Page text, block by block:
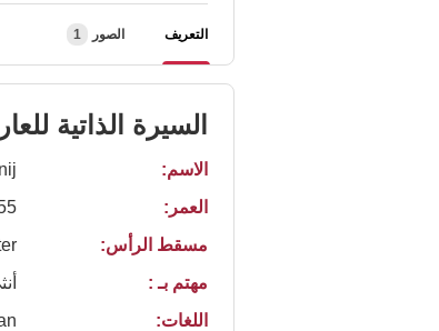
التعريف الصور 1
السيرة الذاتية
الاسم:
العمر:
55
مسقط الرأس:
مهتم بـ :
اللغات: